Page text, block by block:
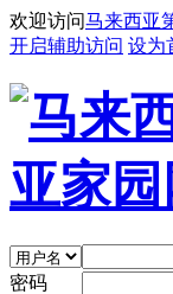
欢迎访问马来西亚
开启辅助访问 设为
密码